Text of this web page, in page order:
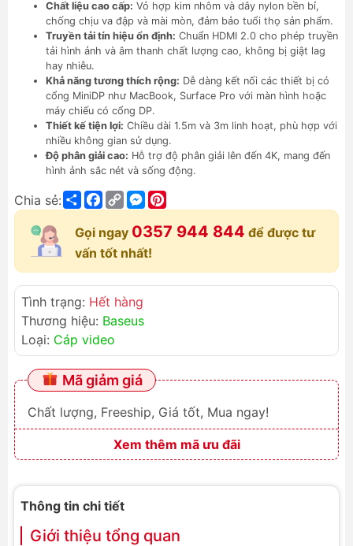
Chất liệu cao cấp: Vỏ hợp kim nhôm và dây nylon bền bỉ,
chống chịu va đập và mài mòn, đảm bảo tuổi thọ sản phẩm.
Truyền tải tín hiệu ổn định: Chuẩn HDMI 2.0 cho phép truyền
tải hình ảnh và âm thanh chất lượng cao, không bị giật lag
hay nhiễu.
Khả năng tương thích rộng: Dễ dàng kết nối các thiết bị có
cổng MiniDP như MacBook, Surface Pro với màn hình hoặc
máy chiếu có cổng DP.
Thiết kế tiện lợi: Chiều dài 1.5m và 3m linh hoạt, phù hợp với
nhiều không gian sử dụng.
Độ phân giải cao: Hỗ trợ độ phân giải lên đến 4K, mang đến
hình ảnh sắc nét và sống động.
Chia sẻ: ShareFacebook
Copy
Link
Messenger
Gọi ngay 0357 944 844 để được tư
vấn tốt nhất!
Tình trạng: Hết hàng
Thương hiệu: Baseus
Loại: Cáp video
Mã giảm giá
Chất lượng, Freeship, Giá tốt, Mua ngay!
Xem thêm mã ưu đãi
Thông tin chi tiết
Giới thiệu tổng quan